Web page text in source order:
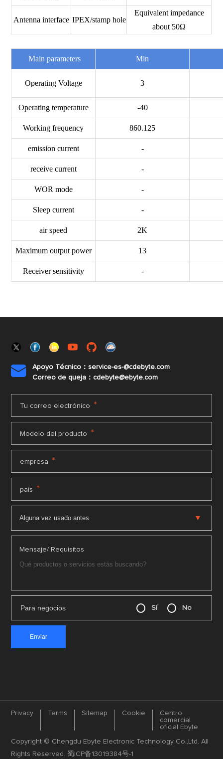
Antenna interface IPEX/stamp hole
Equivalent impedance
about 50Ω
Main parameters Min
Operating Voltage 3
Operating temperature -40
Working frequency 860.125
emission current -
receive current -
WOR mode -
Sleep current -
air speed 2K
Maximum output power 13
Receiver sensitivity -

Apoyo Técnico：service-es-@cdebyte.com
Correo de queja：cdebyte@ebyte.com
Tu correo electrónico *
Modelo del producto *
empresa *
país *
Mensaje/ Requisitos
Para negocios Sí No
Privacy Terms Sitemap Cookie
Centro
comercial
oficial Ebyte
Copyright © Chengdu Ebyte Electronic Technology Co.,Ltd. All
Rights Reserved.蜀ICP备13019384号-1